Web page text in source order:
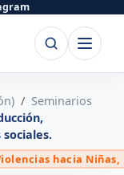
BuscarAbrir
menú
Seminarios
hacia